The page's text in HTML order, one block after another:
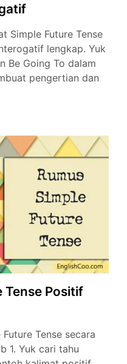
Simple Future Tense
lengkap. Yuk
Be Going To dalam
pengertian dan
Tense Positif
Tense secara
1. Yuk cari tahu